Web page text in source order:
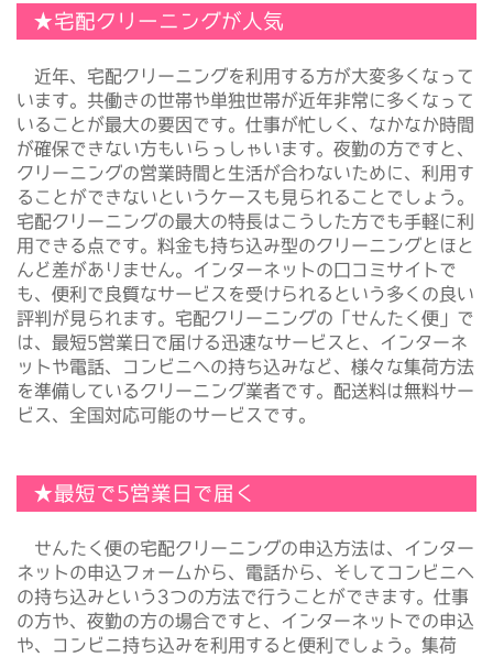
★宅配クリーニングが人気
近年、宅配クリーニングを利用する方が大変多くなって
います。共働きの世帯や単独世帯が近年非常に多くなって
いることが最大の要因です。仕事が忙しく、なかなか時間
が確保できない方もいらっしゃいます。夜勤の方ですと、
クリーニングの営業時間と生活が合わないために、利用す
ることができないというケースも見られることでしょう。
宅配クリーニングの最大の特長はこうした方でも手軽に利
用できる点です。料金も持ち込み型のクリーニングとほと
んど差がありません。インターネットの口コミサイトで
も、便利で良質なサービスを受けられるという多くの良い
評判が見られます。宅配クリーニングの「せんたく便」で
は、最短5営業日で届ける迅速なサービスと、インターネ
ットや電話、コンビニへの持ち込みなど、様々な集荷方法
を準備しているクリーニング業者です。配送料は無料サー
ビス、全国対応可能のサービスです。
★最短で5営業日で届く
せんたく便の宅配クリーニングの申込方法は、インター
ネットの申込フォームから、電話から、そしてコンビニへ
の持ち込みという3つの方法で行うことができます。仕事
の方や、夜勤の方の場合ですと、インターネットでの申込
や、コンビニ持ち込みを利用すると便利でしょう。集荷